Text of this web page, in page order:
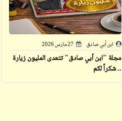
ابن أبي صادق 27 مارس 2026
مجلة "ابن أبي صادق" تتعدى المليون زيارة
.. شكراً لكم
ابن أبي صادق
09 أكتوبر 2023
ابن أبي صادق
01 مايو 2022